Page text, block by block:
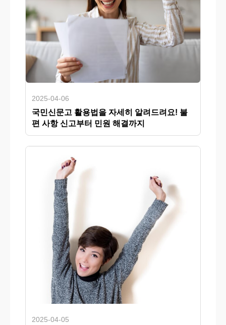
2025-04-06
국민신문고 활용법을 자세히 알려드려요! 불
편 사항 신고부터 민원 해결까지
2025-04-05